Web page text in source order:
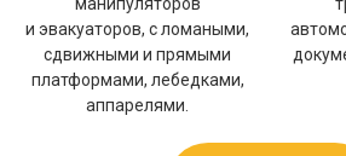
манипуляторов
и эвакуаторов, с ломаными,
сдвижными и прямыми
платформами, лебедками,
аппарелями.